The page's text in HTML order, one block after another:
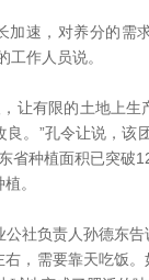
速，对养分的需
作人员说。
有限的土地上生
。”孔令让说，该
省种植面积已突破
。
负责人孙德东告
，需要靠天吃饭